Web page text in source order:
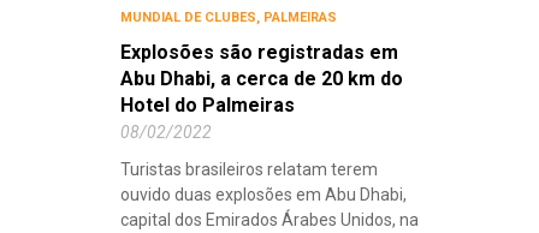
MUNDIAL DE CLUBES, PALMEIRAS
Explosões são registradas em
Abu Dhabi, a cerca de 20 km do
Hotel do Palmeiras
08/02/2022
Turistas brasileiros relatam terem
ouvido duas explosões em Abu Dhabi,
capital dos Emirados Árabes Unidos, na